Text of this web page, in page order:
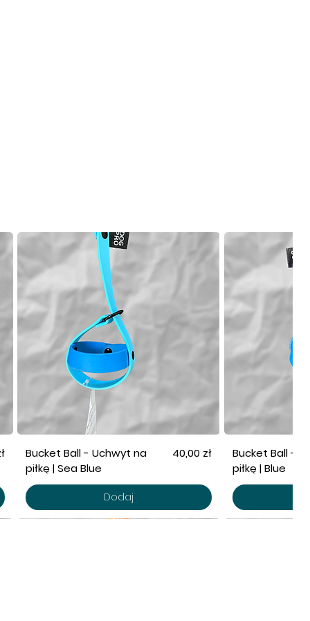
Bucket Ball - Uchwyt na
piłkę | Sea Blue
Cena
40,00 zł
Dodaj
Bucket Ball -
piłkę | Blue